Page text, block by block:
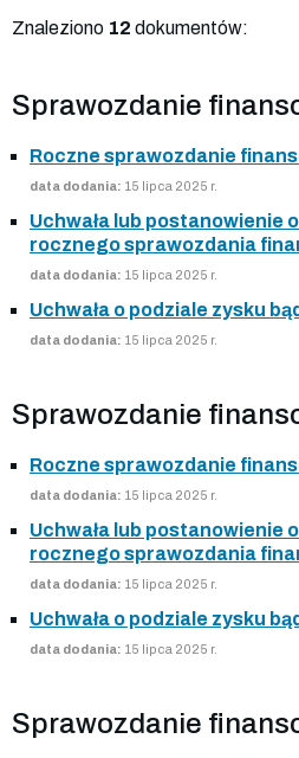
Znaleziono 12 dokumentów:
Sprawozdanie
Roczne sprawozdanie
data dodania: 15 lipca 2025 r.
Uchwała lub postanowienie
rocznego sprawozdania
data dodania: 15 lipca 2025 r.
Uchwała o podziale zysku
data dodania: 15 lipca 2025 r.
Sprawozdanie
Roczne sprawozdanie
data dodania: 15 lipca 2025 r.
Uchwała lub postanowienie
rocznego sprawozdania
data dodania: 15 lipca 2025 r.
Uchwała o podziale zysku
data dodania: 15 lipca 2025 r.
Sprawozdanie